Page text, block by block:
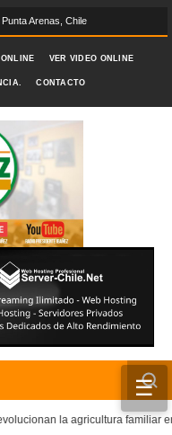
Arenas, Chile
VER VIDEO ONLINE
CONTACTO
☰
la agricultura familiar